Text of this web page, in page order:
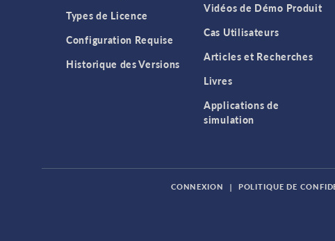
Types de Licence
Configuration Requise
Historique des Versions
Vidéos de Démo Produit
Cas Utilisateurs
Articles et Recherches
Livres
Applications de
simulation
CONNEXION | POLITIQUE DE